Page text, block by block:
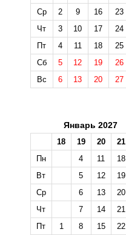
Ср
2 9 16 23
Чт
3 10 17
24
Пт
4 11 18
25
Сб
5 12 19
26
Вс
6 13 20 27
Январь 2027
18 19 20 21
Пн
4 11 18
Вт
5 12 19
Ср
6 13 20
Чт
7 14 21
Пт
1 8 15 22